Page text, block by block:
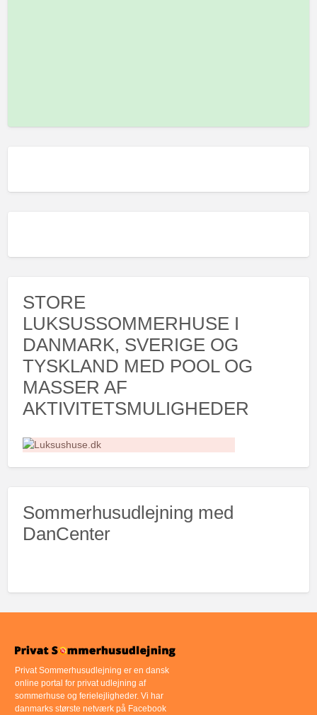
STORE
LUKSUSSOMMERHUSE I
DANMARK, SVERIGE OG
TYSKLAND MED POOL OG
MASSER AF
AKTIVITETSMULIGHEDER
Sommerhusudlejning med
DanCenter
Privat Sommerhusudlejning er en dansk
online portal for privat udlejning af
sommerhuse og ferielejligheder. Vi har
danmarks største netværk på Facebook